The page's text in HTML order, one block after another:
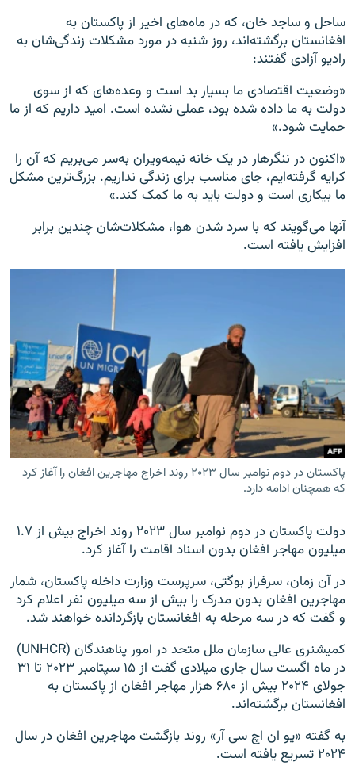
ساحل و ساجد خان، که در ماه‌های اخیر از پاکستان به
افغانستان برگشته‌اند، روز شنبه در مورد مشکلات زندگی‌شان به
رادیو آزادی گفتند:
«وضعیت اقتصادی ما بسیار بد است و وعده‌های که از سوی
دولت به ما داده شده بود، عملی نشده است. امید داریم که از ما
حمایت شود.»
«اکنون در ننگرهار در یک خانه نیمه‌ویران به‌سر می‌بریم که آن را
کرایه گرفته‌ایم، جای مناسب برای زندگی نداریم. بزرگ‌ترین مشکل
ما بیکاری است و دولت باید به ما کمک کند.»
آنها می‌گویند که با سرد شدن هوا، مشکلات‌شان چندین برابر
افزایش یافته است.
پاکستان در دوم نوامبر سال ۲۰۲۳ روند اخراج مهاجرین افغان را آغاز کرد
که همچنان ادامه دارد.
دولت پاکستان در دوم نوامبر سال ۲۰۲۳ روند اخراج بیش از ۱.۷
میلیون مهاجر افغان بدون اسناد اقامت را آغاز کرد.
در آن زمان، سرفراز بوگتی، سرپرست وزارت داخله پاکستان، شمار
مهاجرین افغان بدون مدرک را بیش از سه میلیون نفر اعلام کرد
و گفت که در سه مرحله به افغانستان بازگردانده خواهند شد.
کمیشنری عالی سازمان ملل متحد در امور پناهندگان (UNHCR)
در ماه اگست سال جاری میلادی گفت از ۱۵ سپتامبر ۲۰۲۳ تا ۳۱
جولای ۲۰۲۴ بیش از ۶۸۰ هزار مهاجر افغان از پاکستان به
افغانستان برگشته‌اند.
به گفته «یو ان اچ سی آر» روند بازگشت مهاجرین افغان در سال
۲۰۲۴ تسریع یافته است.